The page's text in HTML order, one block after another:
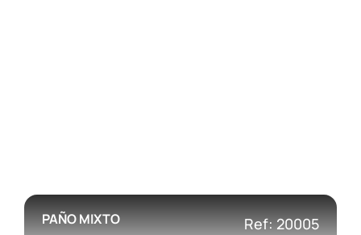
PAÑO MIXTO Ref: 20005